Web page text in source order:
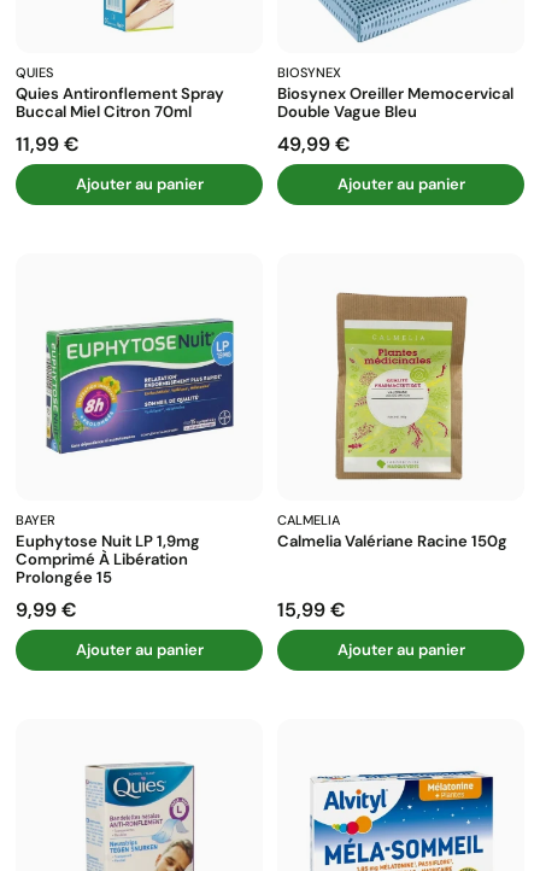
QUIES
Quies Antironflement Spray
Buccal Miel Citron 70ml
Prix
11,99 €
Ajouter au panier
BIOSYNEX
Biosynex Oreiller Memocervical
Double Vague Bleu
Prix
49,99 €
Ajouter au panier
BAYER
Euphytose Nuit LP 1,9mg
Comprimé À Libération
Prolongée 15
Prix
9,99 €
Ajouter au panier
CALMELIA
Calmelia Valériane Racine 150g
Prix
15,99 €
Ajouter au panier